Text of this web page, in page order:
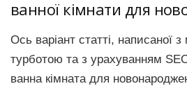
ванної кімнати для
Ось варіант статті, написаної
турботою та з урахуванням
ванна кімната для